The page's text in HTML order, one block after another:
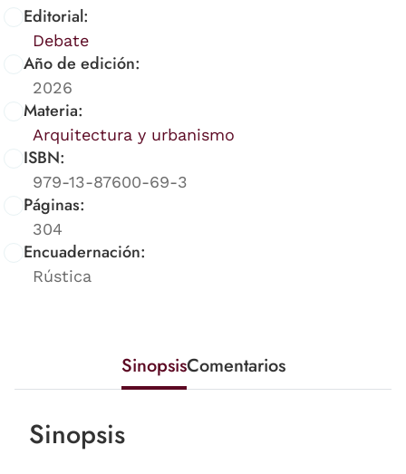
Editorial:
Debate
Año de edición:
2026
Materia:
Arquitectura y urbanismo
ISBN:
979-13-87600-69-3
Páginas:
304
Encuadernación:
Rústica
SinopsisComentarios
Sinopsis